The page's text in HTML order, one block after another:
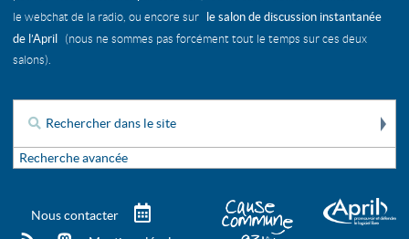
le webchat de la radio, ou encore sur
le salon de discussion instantanée
de l’April
(nous ne sommes pas forcément tout le temps sur ces deux
salons).
Rechercher :
Recherche avancée
Nous contacter Télécharger le calendrier des
mastodon